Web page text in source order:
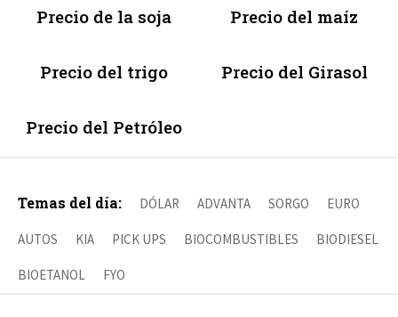
Precio de la soja Precio del maíz
Precio del trigo Precio del Girasol
Precio del Petróleo
Temas del día: DÓLAR ADVANTA SORGO EURO
AUTOS KIA PICK UPS BIOCOMBUSTIBLES BIODIESEL
BIOETANOL FYO